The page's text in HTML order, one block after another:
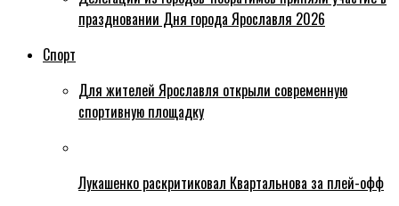
праздновании Дня города Ярославля 2026
Спорт
Для жителей Ярославля открыли современную
спортивную площадку
Лукашенко раскритиковал Квартальнова за плей-офф